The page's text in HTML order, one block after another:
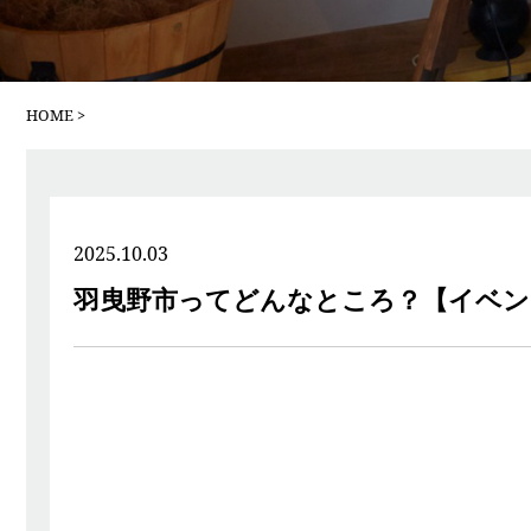
HOME
2025.10.03
羽曳野市ってどんなところ？【イベ